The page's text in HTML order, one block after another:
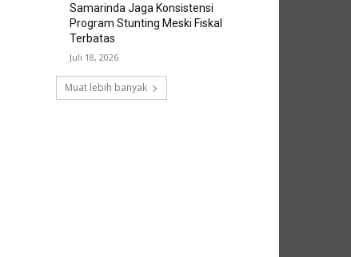
Samarinda Jaga Konsistensi
Program Stunting Meski Fiskal
Terbatas
Juli 18, 2026
Muat lebih banyak